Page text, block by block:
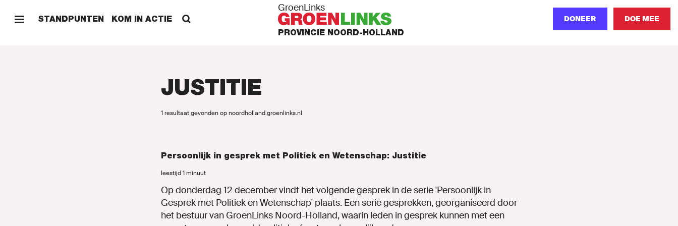
STANDPUNTEN KOM IN ACTIE
GroenLinks
PROVINCIE NOORD-HOLLAND
DONEER DOE MEE
JUSTITIE
1 resultaat gevonden op noordholland.groenlinks.nl
Persoonlijk in gesprek met Politiek en Wetenschap: Justitie
leestijd 1 minuut
Op donderdag 12 december vindt het volgende gesprek in de serie 'Persoonlijk in
Gesprek met Politiek en Wetenschap' plaats. Een serie gesprekken, georganiseerd door
het bestuur van GroenLinks Noord-Holland, waarin leden in gesprek kunnen met een
HOME
STANDPUNTEN
KOM IN ACTIE